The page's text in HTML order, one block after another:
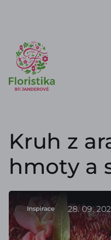
Kruh z
hmoty a
Inspirace 28. 09.